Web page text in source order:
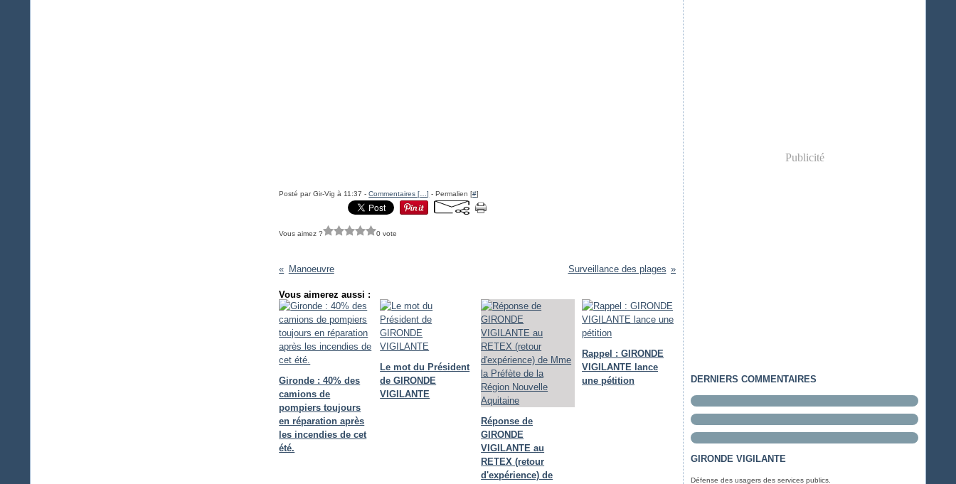
Posté par Gir-Vig à 11:37 -Commentaires [ …] - Permalien [#]
Vous aimez ? 0 vote
Manoeuvre Surveillance des plages
Vous aimerez aussi :
Gironde : 40% des
camions de
pompiers toujours
en réparation après
les incendies de cet
été.
Le mot du Président
de GIRONDE
VIGILANTE
Réponse de
GIRONDE
VIGILANTE au
RETEX (retour
d'expérience) de
Rappel : GIRONDE
VIGILANTE lance
une pétition
Publicité
DERNIERS COMMENTAIRES
GIRONDE VIGILANTE
Défense des usagers des services publics.